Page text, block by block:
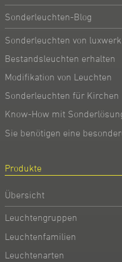
Sonderleuchten-Blog
Sonderleuchten von luxwerk
Bestandsleuchten erhalten
Modifikation von Leuchten
Sonderleuchten für Kirchen
Know-How mit
Sie benötigen eine
Produkte
Übersicht
Leuchtengruppen
Leuchtenfamilien
Leuchtenarten